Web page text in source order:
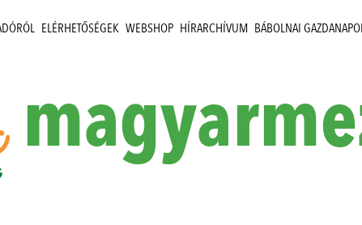
ELÉRHETŐSÉGEK WEBSHOP HÍRARCHÍVUM BÁBOLNAI